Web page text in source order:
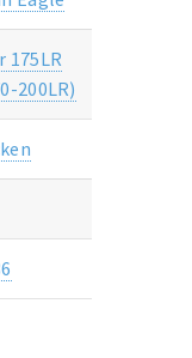
175LR
200LR)